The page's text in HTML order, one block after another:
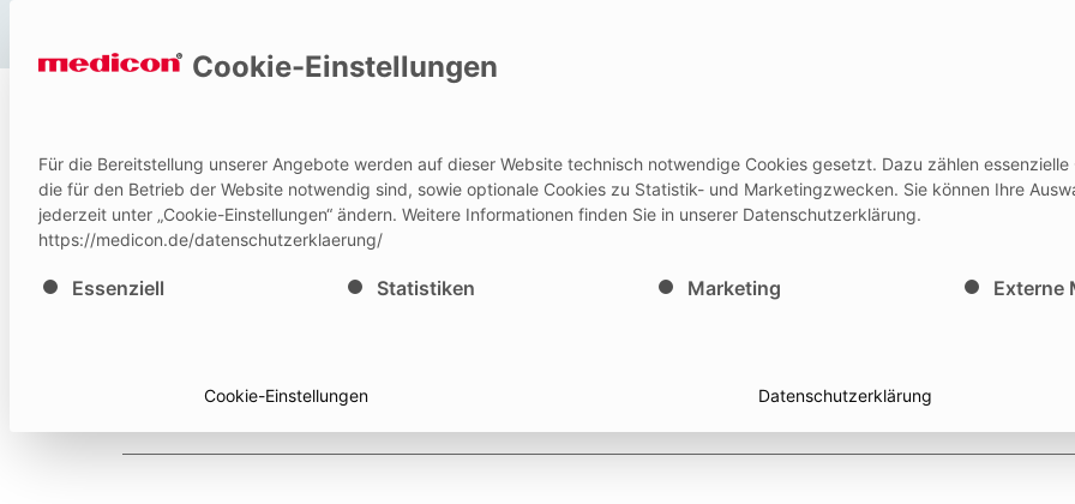
IFU/Gebrauchsanleitungen + Medicon HUB
Cookie-Einstellungen
Für die Bereitstellung unserer Angebote werden auf dieser Website technisch notwendige Cookies gesetzt. Dazu zählen essenzielle
die für den Betrieb der Website notwendig sind, sowie optionale Cookies zu Statistik- und Marketingzwecken. Sie können Ihre
jederzeit unter „Cookie-Einstellungen“ ändern. Weitere Informationen finden Sie in unserer Datenschutzerklärung.
https://medicon.de/datenschutzerklaerung/
Es folgt eine Liste der Service-Gruppen, für die eine Einwilligung erteilt werden kann. Die erste Service-Gruppe
Essenziell Statistiken Marketing Externe
Cookie-Einstellungen Datenschutzerklärung